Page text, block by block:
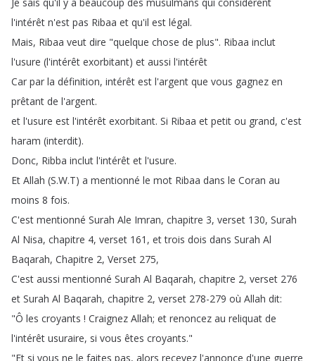
l'intérêt n'est pas Ribaa et qu'il est légal.
Mais, Ribaa veut dire "quelque chose de plus". Ribaa inclut
l'usure (l'intérêt exorbitant) et aussi l'intérêt
Car par la définition, intérêt est l'argent que vous gagnez en
prêtant de l'argent.
et l'usure est l'intérêt exorbitant. Si Ribaa et petit ou grand, c'est
haram (interdit).
Donc, Ribba inclut l'intérêt et l'usure.
Et Allah (S.W.T) a mentionné le mot Ribaa dans le Coran au
moins 8 fois.
C'est mentionné Surah Ale Imran, chapitre 3, verset 130, Surah
Al Nisa, chapitre 4, verset 161, et trois dois dans Surah Al
Baqarah, Chapitre 2, Verset 275,
C'est aussi mentionné Surah Al Baqarah, chapitre 2, verset 276
et Surah Al Baqarah, chapitre 2, verset 278-279 où Allah dit:
"Ô les croyants ! Craignez Allah; et renoncez au reliquat de
l'intérêt usuraire, si vous êtes croyants."
"Et si vous ne le faites pas, alors recevez l'annonce d'une guerre